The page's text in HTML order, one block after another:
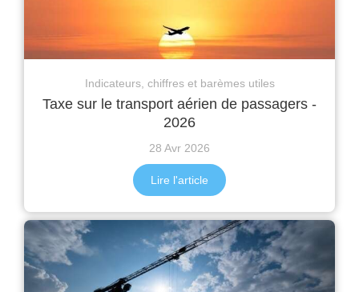
Indicateurs, chiffres et barèmes utiles
Taxe sur le transport aérien de passagers -
2026
28 Avr 2026
Lire l'article